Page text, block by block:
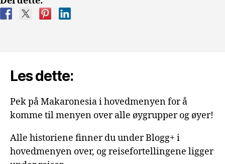
Les dette:
Pek på Makaronesia i hovedmenyen for å
komme til menyen over alle øygrupper og øyer!
Alle historiene finner du under Blogg+ i
hovedmenyen over, og reisefortellingene ligger